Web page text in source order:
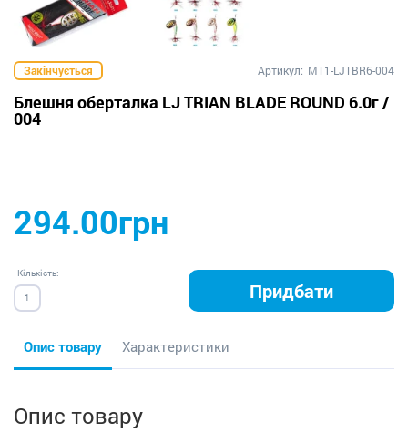
Закінчується Артикул: MT1-LJTBR6-004
Блешня оберталка LJ TRIAN BLADE ROUND 6.0г /
004
294.00грн
Кількість:
Придбати
Опис товару Характеристики
Опис товару